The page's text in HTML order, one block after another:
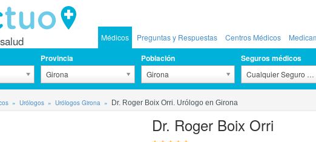
Médicos Preguntas y Respuestas Centros Médicos
Provincia
Girona
Población
Girona
Seguros médicos
Cualquier Seguro
Urólogos Urólogos Girona Dr. Roger Boix Orri. Urólogo en Girona
Dr. Roger Boix Orri